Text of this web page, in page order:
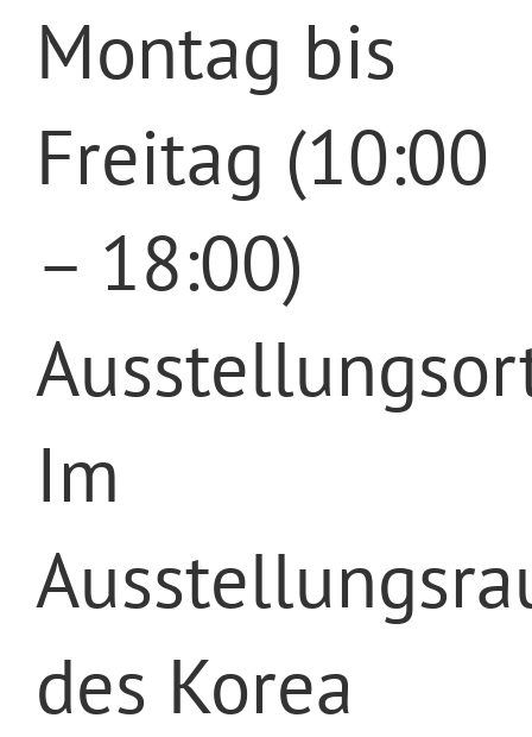
Montag bis
Freitag (10:00
– 18:00)
Im
des Korea